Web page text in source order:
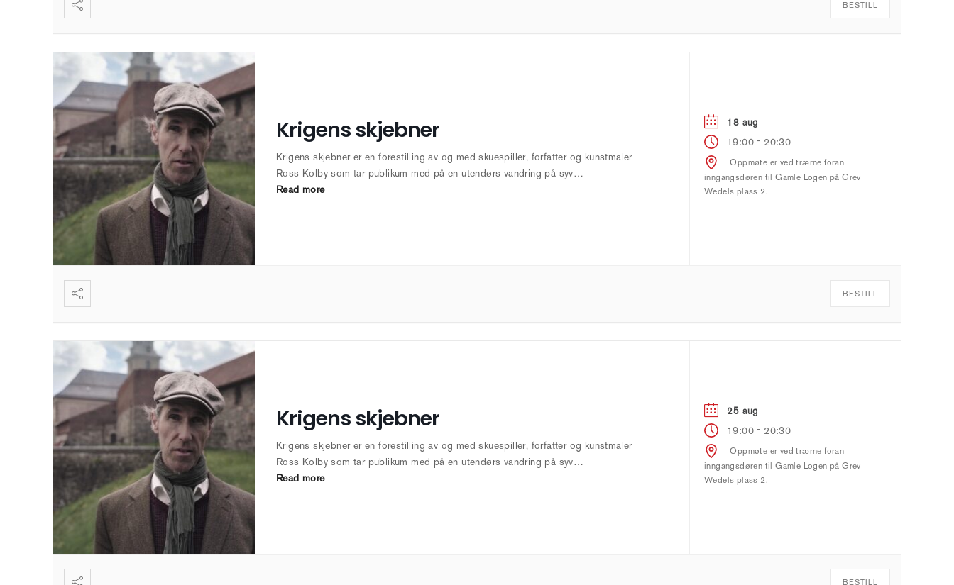
BESTILL
Krigens skjebner
Krigens skjebner er en forestilling av og med skuespiller, forfatter og kunstmaler
Ross Kolby som tar publikum med på en utendørs vandring på syv…
Read more
18 aug
19:00 - 20:30
Oppmøte er ved trærne foran
inngangsdøren til Gamle Logen på Grev
Wedels plass 2.
BESTILL
Krigens skjebner
Krigens skjebner er en forestilling av og med skuespiller, forfatter og kunstmaler
Ross Kolby som tar publikum med på en utendørs vandring på syv…
Read more
25 aug
19:00 - 20:30
Oppmøte er ved trærne foran
inngangsdøren til Gamle Logen på Grev
Wedels plass 2.
BESTILL